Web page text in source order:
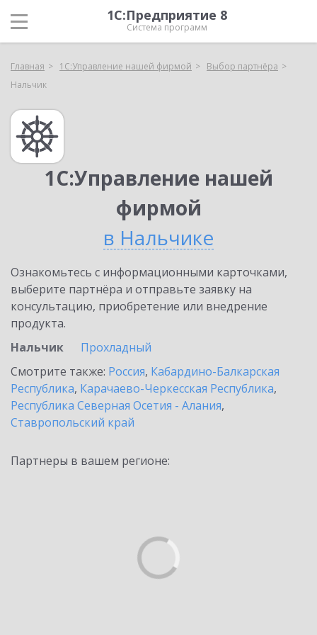
1С:Предприятие 8
Система программ
Главная 1С:Управление нашей фирмой
Выбор партнёра
Нальчик
1С:Управление нашей
фирмой
в Нальчике
Ознакомьтесь с информационными карточками,
выберите партнёра и отправьте заявку на
консультацию, приобретение или внедрение
продукта.
Нальчик
Прохладный
Смотрите также: Россия, Кабардино-Балкарская
Республика, Карачаево-Черкесская Республика,
Республика Северная Осетия - Алания,
Ставропольский край
Партнеры в вашем регионе: